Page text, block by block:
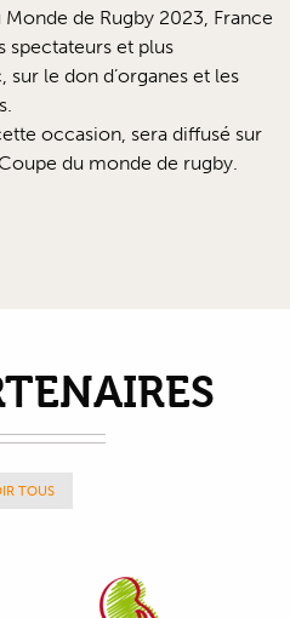
de Rugby 2023, France
spectateurs et plus
le don d’organes et les
occasion, sera diffusé sur
du monde de rugby.
TOUS